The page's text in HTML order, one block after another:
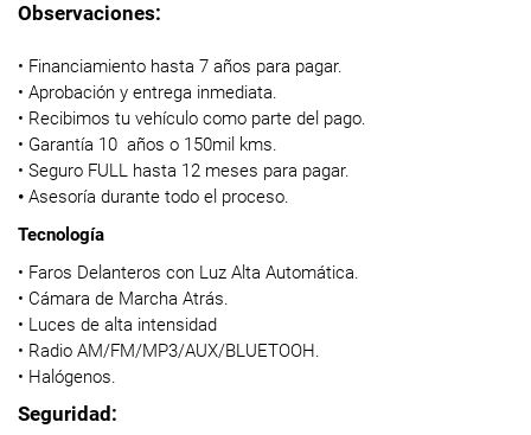
Observaciones:
• Financiamiento hasta 7 años para pagar.
• Aprobación y entrega inmediata.
• Recibimos tu vehículo como parte del pago.
• Garantía 10 años o 150mil kms.
• Seguro FULL hasta 12 meses para pagar.
• Asesoría durante todo el proceso.
Tecnología
• Faros Delanteros con Luz Alta Automática.
• Cámara de Marcha Atrás.
• Luces de alta intensidad
• Radio AM/FM/MP3/AUX/BLUETOOH.
• Halógenos.
Seguridad: